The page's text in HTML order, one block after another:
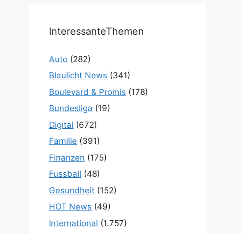
InteressanteThemen
Auto (282)
Blaulicht News (341)
Boulevard & Promis (178)
Bundesliga (19)
Digital (672)
Familie (391)
Finanzen (175)
Fussball (48)
Gesundheit (152)
HOT News (49)
International (1.757)